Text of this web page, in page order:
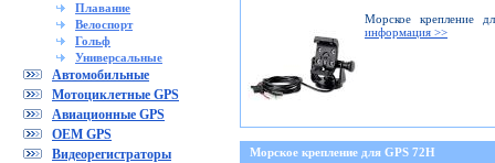
Плавание
Велоспорт
Гольф
Универсальные
Автомобильные
Мотоциклетные GPS
Авиационные GPS
OEM GPS
Видеорегистраторы
Морское крепление
информация >>
Морское крепление для GPS 72H